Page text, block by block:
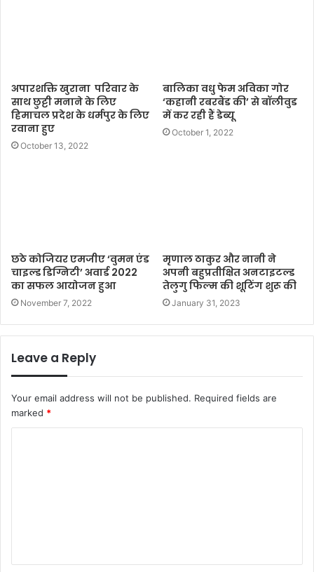
अपारशक्ति खुराना परिवार के
साथ छुट्टी मनाने के लिए
हिमाचल प्रदेश के धर्मपुर के लिए
रवाना हुए
October 13, 2022
बालिका वधु फेम अविका गोर
‘कहानी रबरबैंड की’ से बॉलीवुड
में कर रही हैं डेब्यू
October 1, 2022
छठे कोजियर एमजीए ‘वुमन एंड
चाइल्ड डिग्निटी’ अवार्ड 2022
का सफल आयोजन हुआ
November 7, 2022
मृणाल ठाकुर और नानी ने
अपनी बहुप्रतीक्षित अनटाइटल्ड
तेलुगु फिल्म की शूटिंग शुरू की
January 31, 2023
Leave a Reply
Your email address will not be published. Required fields are
marked *
t